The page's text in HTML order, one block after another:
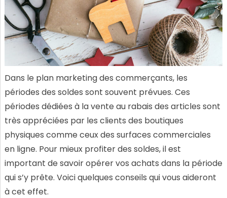
Dans le plan marketing des commerçants, les
périodes des soldes sont souvent prévues. Ces
périodes dédiées à la vente au rabais des articles sont
très appréciées par les clients des boutiques
physiques comme ceux des surfaces commerciales
en ligne. Pour mieux profiter des soldes, il est
important de savoir opérer vos achats dans la période
qui s’y prête. Voici quelques conseils qui vous aideront
à cet effet.